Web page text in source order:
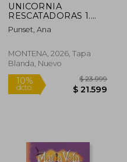
Rápido
UNICORNIA
RESCATADORAS 1.
SIRENAS
Punset, Ana
MONTENA, 2026, Tapa
Blanda, Nuevo